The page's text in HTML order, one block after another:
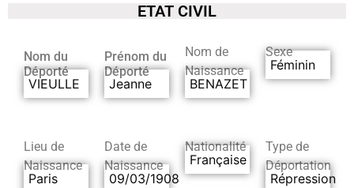
ETAT CIVIL
Nom du
Déporté
VIEULLE
Prénom du
Déporté
Jeanne
Nom de
Naissance
BENAZET
Sexe
Féminin
Lieu de
Naissance
Paris
Date de
Naissance
09/03/1908
Nationalité
Française
Type de
Déportation
Répression